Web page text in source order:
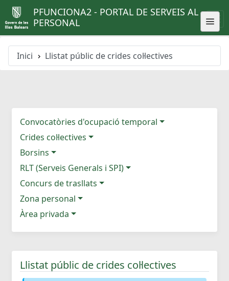
PFUNCIONA2 - PORTAL DE SERVEIS AL
PERSONAL
Inici Llistat públic de crides col·lectives
Convocatòries d'ocupació temporal
Crides col·lectives
Borsins
RLT (Serveis Generals i SPI)
Concurs de trasllats
Zona personal
Àrea privada
Llistat públic de crides col·lectives